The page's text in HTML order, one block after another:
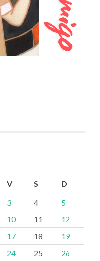
V S D
3 4
5
10 11
12
17 18
19
24 25
26